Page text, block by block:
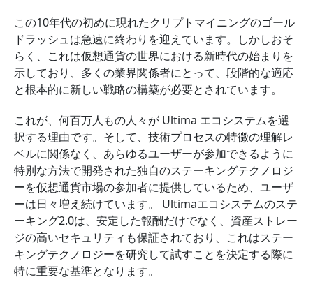
この10年代の初めに現れたクリプトマイニングのゴール
ドラッシュは急速に終わりを迎えています。しかしおそ
らく、これは仮想通貨の世界における新時代の始まりを
示しており、多くの業界関係者にとって、段階的な適応
と根本的に新しい戦略の構築が必要とされています。
これが、何百万人もの人々が Ultima エコシステムを選
択する理由です。そして、技術プロセスの特徴の理解レ
ベルに関係なく、あらゆるユーザーが参加できるように
特別な方法で開発された独自のステーキングテクノロジ
ーを仮想通貨市場の参加者に提供しているため、ユーザ
ーは日々増え続けています。 Ultimaエコシステムのステ
ーキング2.0は、安定した報酬だけでなく、資産ストレー
ジの高いセキュリティも保証されており、これはステー
キングテクノロジーを研究して試すことを決定する際に
特に重要な基準となります。